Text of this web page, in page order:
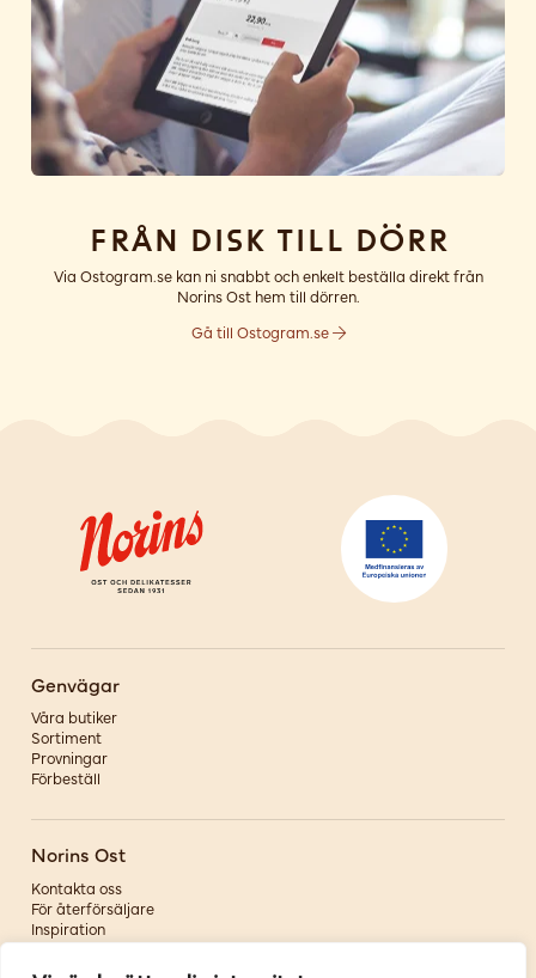
Från disk till dörr
Via Ostogram.se kan ni snabbt och enkelt beställa direkt från
Norins Ost hem till dörren.
Gå till Ostogram.se
Genvägar
Våra butiker
Sortiment
Provningar
Förbeställ
Norins Ost
Kontakta oss
För återförsäljare
Inspiration
Om oss